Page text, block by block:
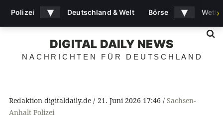
DIGITAL DAILY NEWS
NACHRICHTEN FÜR DEUTSCHLAND
Redaktion digitaldaily.de 21. Juni 2026 17:46
Sachsen-
Anhalt Polizei
Polizei ▾ Deutschland & Welt Börse ▾ ›